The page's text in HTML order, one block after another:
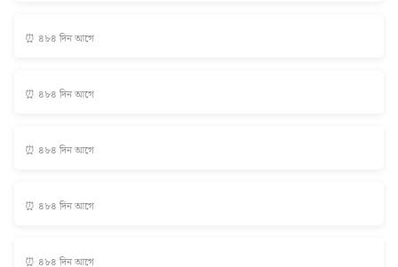
⏰ ৪৮৪ দিন আগে
⏰ ৪৮৪ দিন আগে
⏰ ৪৮৪ দিন আগে
⏰ ৪৮৪ দিন আগে
⏰ ৪৮৪ দিন আগে